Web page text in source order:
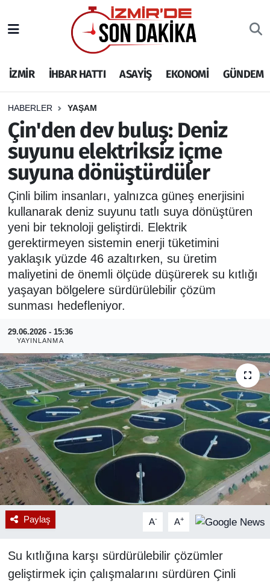
İZMİR İHBAR HATTI ASAYİŞ EKONOMİ GÜNDEM
HABERLER YAŞAM
Çin'den dev buluş: Deniz
suyunu elektriksiz içme
suyuna dönüştürdüler
Çinli bilim insanları, yalnızca güneş enerjisini
kullanarak deniz suyunu tatlı suya dönüştüren
yeni bir teknoloji geliştirdi. Elektrik
gerektirmeyen sistemin enerji tüketimini
yaklaşık yüzde 46 azaltırken, su üretim
maliyetini de önemli ölçüde düşürerek su kıtlığı
yaşayan bölgelere sürdürülebilir çözüm
sunması hedefleniyor.
29.06.2026 - 15:36
YAYINLANMA
Paylaş A- A+
Su kıtlığına karşı sürdürülebilir çözümler
geliştirmek için çalışmalarını sürdüren Çinli
İHBAR HATTI
DEPREM
GENEL
EKONOMİ
SİYASET
SPOR
ASAYİŞ
RESMİ REKLAM
İzmir Nöbetçi Eczaneler
İzmir Hava Durumu
İzmir Namaz Vakitleri
İzmir Trafik Yoğunluk Haritası
Puan Durumu ve Fikstür
Tüm Manşetler
Son Dakika Haberleri
Haber Arşivi